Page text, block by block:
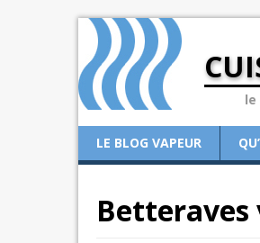
le
LE BLOG VAPEUR
Betteraves